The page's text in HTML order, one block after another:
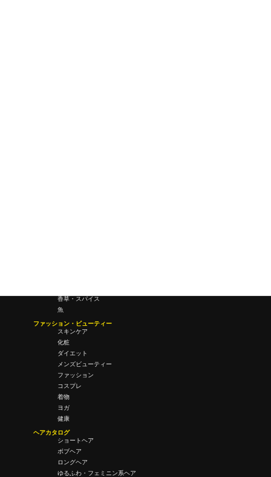
香草・スパイス
魚
ファッション・ビューティー
スキンケア
化粧
ダイエット
メンズビューティー
ファッション
コスプレ
着物
ヨガ
健康
ヘアカタログ
ショートヘア
ボブヘア
ロングヘア
ゆるふわ・フェミニン系ヘア